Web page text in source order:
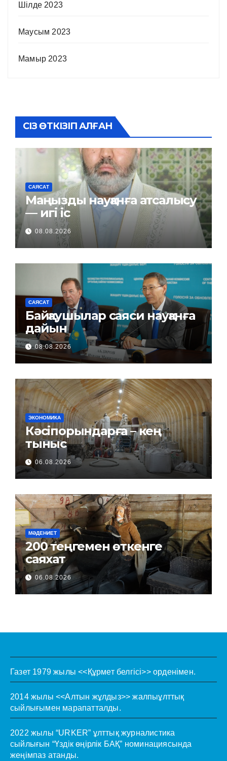
Шілде 2023
Маусым 2023
Мамыр 2023
СІЗ ӨТКІЗІП АЛҒАН
САЯСАТ
Маңызды науқанға атсалысу
— игі іс
08.08.2026
САЯСАТ
Байқаушылар саяси науқанға
дайын
08.08.2026
ЭКОНОМИКА
Кәсіпорындарға – кең
тыныс
06.08.2026
МӘДЕНИЕТ
200 теңгемен өткенге
саяхат
06.08.2026
Газет 1979 жылы <<Құрмет белгісі>> орденімен.
2014 жылы <<Алтын жұлдыз>> жалпыұлттық
сыйлығымен марапатталды.
2022 жылы “URKER” ұлттық журналистика
сыйлығын “Үздік өңірлік БАҚ” номинациясында
жеңімпаз атанды.